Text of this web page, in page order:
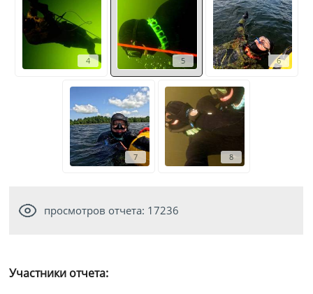
4 5 6
7 8
просмотров отчета: 17236
Участники отчета: